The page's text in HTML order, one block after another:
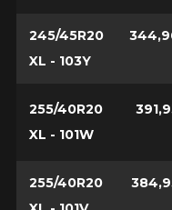
245/45R20
XL - 103Y
255/40R20
XL - 101W
255/40R20